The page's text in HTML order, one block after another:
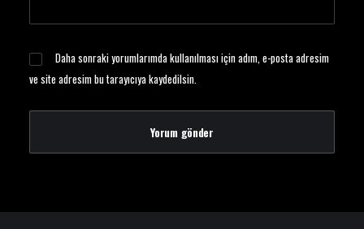
Daha sonraki yorumlarımda kullanılması için adım, e-posta adresim
ve site adresim bu tarayıcıya kaydedilsin.